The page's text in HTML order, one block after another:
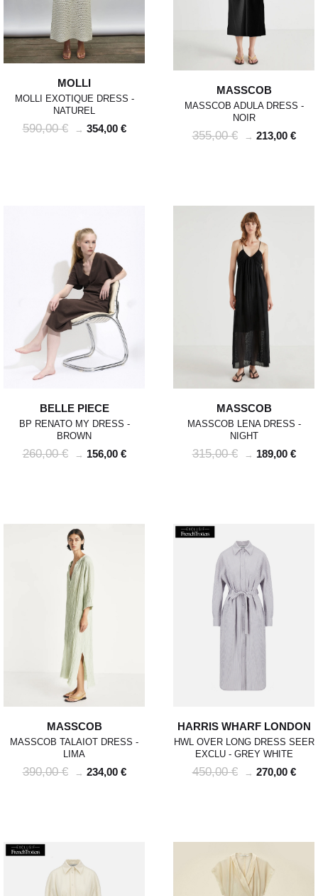
MOLLI
MOLLI EXOTIQUE DRESS -
NATUREL
590,00 € → 354,00 €
MASSCOB
MASSCOB ADULA DRESS -
NOIR
355,00 € → 213,00 €
BELLE PIECE
BP RENATO MY DRESS -
BROWN
260,00 € → 156,00 €
MASSCOB
MASSCOB LENA DRESS -
NIGHT
315,00 € → 189,00 €
MASSCOB
MASSCOB TALAIOT DRESS -
LIMA
390,00 € → 234,00 €
HARRIS WHARF LONDON
HWL OVER LONG DRESS SEER
EXCLU - GREY WHITE
450,00 € → 270,00 €